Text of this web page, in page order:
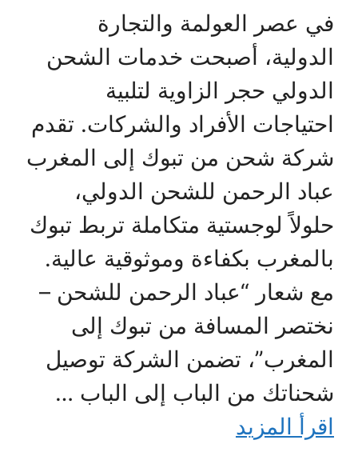
في عصر العولمة والتجارة
الدولية، أصبحت خدمات الشحن
الدولي حجر الزاوية لتلبية
احتياجات الأفراد والشركات. تقدم
شركة شحن من تبوك إلى المغرب
عباد الرحمن للشحن الدولي،
حلولاً لوجستية متكاملة تربط تبوك
بالمغرب بكفاءة وموثوقية عالية.
مع شعار “عباد الرحمن للشحن –
نختصر المسافة من تبوك إلى
المغرب”، تضمن الشركة توصيل
شحناتك من الباب إلى الباب …
اقرأ المزيد